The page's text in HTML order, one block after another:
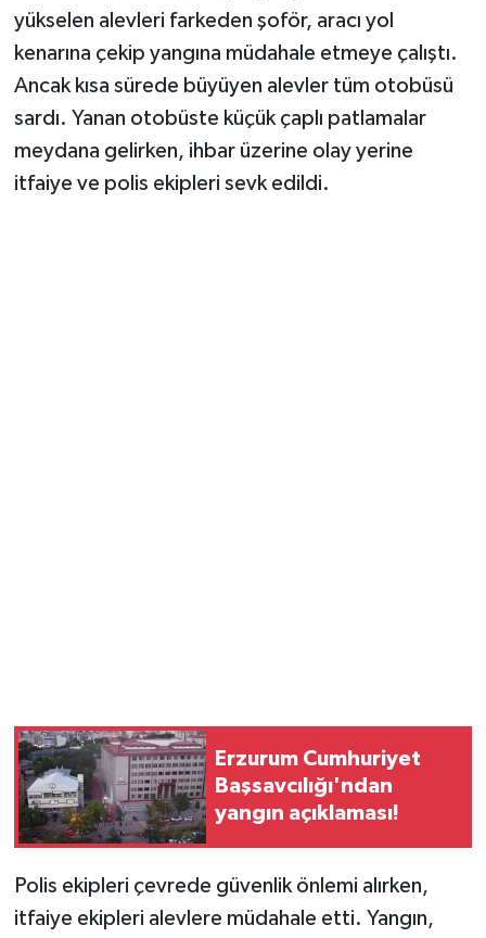
yükselen alevleri farkeden şoför, aracı yol
kenarına çekip yangına müdahale etmeye çalıştı.
Ancak kısa sürede büyüyen alevler tüm otobüsü
sardı. Yanan otobüste küçük çaplı patlamalar
meydana gelirken, ihbar üzerine olay yerine
itfaiye ve polis ekipleri sevk edildi.
Erzurum Cumhuriyet
Başsavcılığı'ndan
yangın açıklaması!
Polis ekipleri çevrede güvenlik önlemi alırken,
itfaiye ekipleri alevlere müdahale etti. Yangın,
Sokak Hayvanlarını Sahiplendirme
Spor